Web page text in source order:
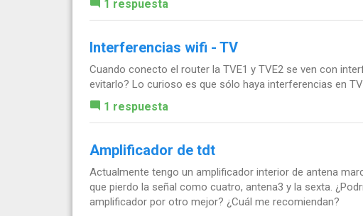
1 respuesta
Interferencias wifi - TV
Cuando conecto el router la TVE1 y TVE2 se ven con
evitarlo? Lo curioso es que sólo haya interferencias en
1 respuesta
Amplificador de tdt
Actualmente tengo un amplificador interior de antena
que pierdo la señal como cuatro, antena3 y la sexta.
amplificador por otro mejor? ¿Cuál me recomiendan?